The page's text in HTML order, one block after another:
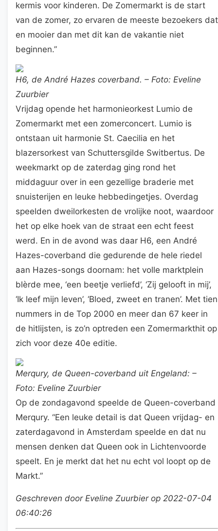
kermis voor kinderen. De Zomermarkt is de start
van de zomer, zo ervaren de meeste bezoekers dat
en mooier dan met dit kan de vakantie niet
beginnen.”
H6, de André Hazes coverband. – Foto: Eveline
Zuurbier
Vrijdag opende het harmonieorkest Lumio de
Zomermarkt met een zomerconcert. Lumio is
ontstaan uit harmonie St. Caecilia en het
blazersorkest van Schuttersgilde Switbertus. De
weekmarkt op de zaterdag ging rond het
middaguur over in een gezellige braderie met
snuisterijen en leuke hebbedingetjes. Overdag
speelden dweilorkesten de vrolijke noot, waardoor
het op elke hoek van de straat een echt feest
werd. En in de avond was daar H6, een André
Hazes-coverband die gedurende de hele riedel
aan Hazes-songs doornam: het volle marktplein
blèrde mee, ‘een beetje verliefd’, ‘Zij gelooft in mij’,
‘Ik leef mijn leven’, ‘Bloed, zweet en tranen’. Met tien
nummers in de Top 2000 en meer dan 67 keer in
de hitlijsten, is zo’n optreden een Zomermarkthit op
zich voor deze 40e editie.
Merqury, de Queen-coverband uit Engeland: –
Foto: Eveline Zuurbier
Op de zondagavond speelde de Queen-coverband
Merqury. “Een leuke detail is dat Queen vrijdag- en
zaterdagavond in Amsterdam speelde en dat nu
mensen denken dat Queen ook in Lichtenvoorde
speelt. En je merkt dat het nu echt vol loopt op de
Markt.”
Geschreven door Eveline Zuurbier op 2022-07-04
06:40:26